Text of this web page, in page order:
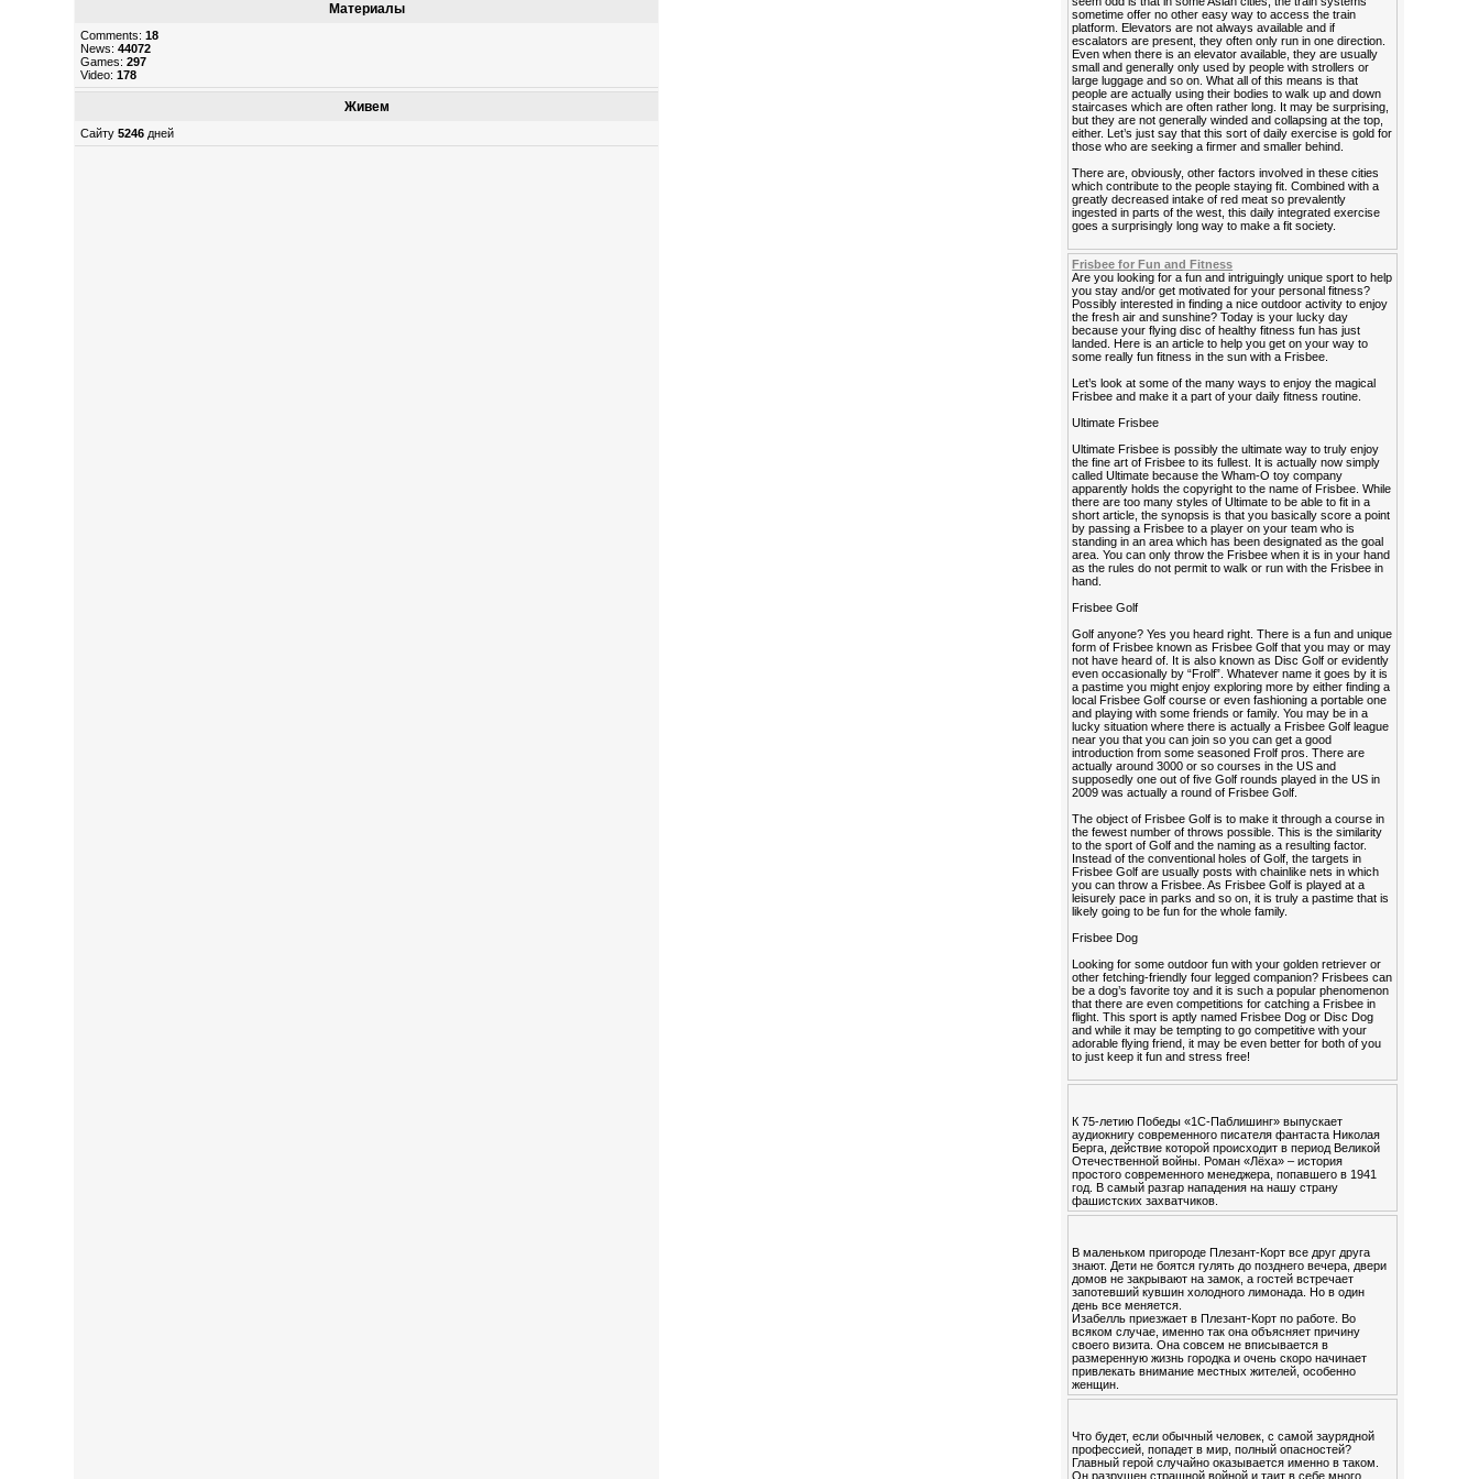
Материалы
Comments:18
News:44072
Games:297
Video:178
Живем
Сайту5246 дней
sometime offer no other easy way to access the train
platform. Elevators are not always available and if
escalators are present, they often only run in one direction.
Even when there is an elevator available, they are usually
small and generally only used by people with strollers or
large luggage and so on. What all of this means is that
people are actually using their bodies to walk up and down
staircases which are often rather long. It may be surprising,
but they are not generally winded and collapsing at the top,
either. Let’s just say that this sort of daily exercise is gold for
those who are seeking a firmer and smaller behind.
There are, obviously, other factors involved in these cities
which contribute to the people staying fit. Combined with a
greatly decreased intake of red meat so prevalently
ingested in parts of the west, this daily integrated exercise
goes a surprisingly long way to make a fit society.
Frisbee for Fun and Fitness
Are you looking for a fun and intriguingly unique sport to help
you stay and/or get motivated for your personal fitness?
Possibly interested in finding a nice outdoor activity to enjoy
the fresh air and sunshine? Today is your lucky day
because your flying disc of healthy fitness fun has just
landed. Here is an article to help you get on your way to
some really fun fitness in the sun with a Frisbee.
Let’s look at some of the many ways to enjoy the magical
Frisbee and make it a part of your daily fitness routine.
Ultimate Frisbee
Ultimate Frisbee is possibly the ultimate way to truly enjoy
the fine art of Frisbee to its fullest. It is actually now simply
called Ultimate because the Wham-O toy company
apparently holds the copyright to the name of Frisbee. While
there are too many styles of Ultimate to be able to fit in a
short article, the synopsis is that you basically score a point
by passing a Frisbee to a player on your team who is
standing in an area which has been designated as the goal
area. You can only throw the Frisbee when it is in your hand
as the rules do not permit to walk or run with the Frisbee in
hand.
Frisbee Golf
Golf anyone? Yes you heard right. There is a fun and unique
form of Frisbee known as Frisbee Golf that you may or may
not have heard of. It is also known as Disc Golf or evidently
even occasionally by “Frolf”. Whatever name it goes by it is
a pastime you might enjoy exploring more by either finding a
local Frisbee Golf course or even fashioning a portable one
and playing with some friends or family. You may be in a
lucky situation where there is actually a Frisbee Golf league
near you that you can join so you can get a good
introduction from some seasoned Frolf pros. There are
actually around 3000 or so courses in the US and
supposedly one out of five Golf rounds played in the US in
2009 was actually a round of Frisbee Golf.
The object of Frisbee Golf is to make it through a course in
the fewest number of throws possible. This is the similarity
to the sport of Golf and the naming as a resulting factor.
Instead of the conventional holes of Golf, the targets in
Frisbee Golf are usually posts with chainlike nets in which
you can throw a Frisbee. As Frisbee Golf is played at a
leisurely pace in parks and so on, it is truly a pastime that is
likely going to be fun for the whole family.
Frisbee Dog
Looking for some outdoor fun with your golden retriever or
other fetching-friendly four legged companion? Frisbees can
be a dog’s favorite toy and it is such a popular phenomenon
that there are even competitions for catching a Frisbee in
flight. This sport is aptly named Frisbee Dog or Disc Dog
and while it may be tempting to go competitive with your
adorable flying friend, it may be even better for both of you
to just keep it fun and stress free!
К 75-летию Победы «1С-Паблишинг» выпускает
аудиокнигу современного писателя фантаста Николая
Берга, действие которой происходит в период Великой
Отечественной войны. Роман «Лёха» – история
простого современного менеджера, попавшего в 1941
год. В самый разгар нападения на нашу страну
фашистских захватчиков.
В маленьком пригороде Плезант-Корт все друг друга
знают. Дети не боятся гулять до позднего вечера, двери
домов не закрывают на замок, а гостей встречает
запотевший кувшин холодного лимонада. Но в один
день все меняется.
Изабелль приезжает в Плезант-Корт по работе. Во
всяком случае, именно так она объясняет причину
своего визита. Она совсем не вписывается в
размеренную жизнь городка и очень скоро начинает
привлекать внимание местных жителей, особенно
женщин.
Что будет, если обычный человек, с самой заурядной
профессией, попадет в мир, полный опасностей?
Главный герой случайно оказывается именно в таком.
Он разрушен страшной войной и таит в себе много